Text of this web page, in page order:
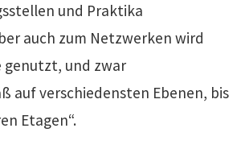
und Praktika
auch zum Netzwerken wird
genutzt, und zwar
auf verschiedensten Ebenen, bis
Etagen“.